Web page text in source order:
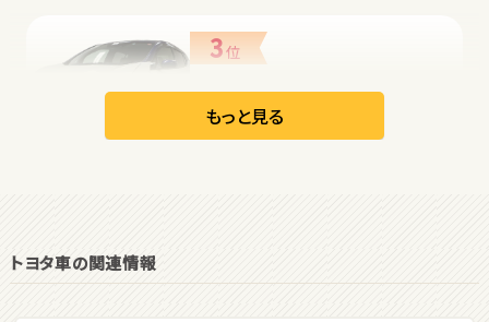
3位
日産
リーフ
ダイハツ
もっと見る
トヨタ車の関連情報